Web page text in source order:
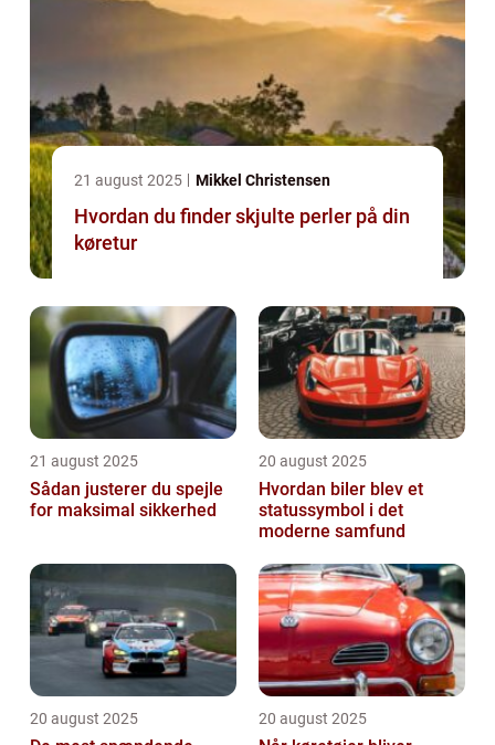
21 august 2025 Mikkel Christensen
Hvordan du finder skjulte perler på din
køretur
21 august 2025
Sådan justerer du spejle
for maksimal sikkerhed
20 august 2025
Hvordan biler blev et
statussymbol i det
moderne samfund
20 august 2025 20 august 2025